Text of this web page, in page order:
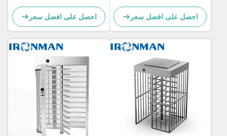
السريع التي يتم التحكم فيها
احصل على افضل سعر
دوار ، 30 شخصًا / دقيقة
احصل على افضل سعر